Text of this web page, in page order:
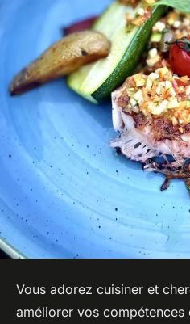
Vous adorez cuisiner et
améliorer vos compétences